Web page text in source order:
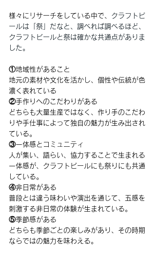
様々にリサーチをしている中で、 クラフトビ
ールは「祭」だなと、 調べれば調べるほど、
クラフトビールと祭は確かな共通点がありま
した。
①地域性があること
地元の素材や文化を活かし、個性や伝統が色
濃く表れている
②手作りへのこだわりがある
どちらも大量生産ではなく、作り手のこだわ
りや手仕事によって独自の魅力が生み出され
ている。
③一体感とコミュニティ
人が集い、語らい、協力することで生まれる
一体感が、クラフトビールにも祭りにも共通
している。
④非日常がある
普段とは違う味わいや演出を通じて、五感を
刺激する非日常の体験が生まれている。
⑤季節感がある
どちらも季節ごとの楽しみがあり、その時期
ならではの魅力を味わえる。